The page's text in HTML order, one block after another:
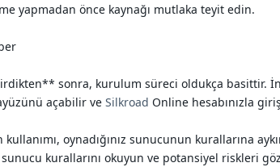
yapmadan önce kaynağı mutlaka teyit edin.
sonra, kurulum süreci oldukça basittir.
açabilir ve Silkroad Online hesabınızla
oynadığınız sunucunun kurallarına
kurallarını okuyun ve potansiyel riskleri